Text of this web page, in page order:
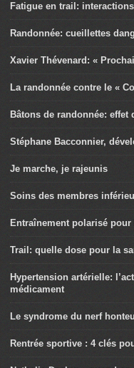
Fatigue en trail:
Randonnée: cueillettes
Xavier Thévenard: «
La randonnée contre le «
Bâtons de randonnée:
Stéphane Bacconnier,
Je marche, je rajeunis
Soins des membres
Entraînement polarisé pour
Trail: quelle dose pour la
Hypertension artérielle:
médicament
Le syndrome du nerf
Rentrée sportive : 4 clés